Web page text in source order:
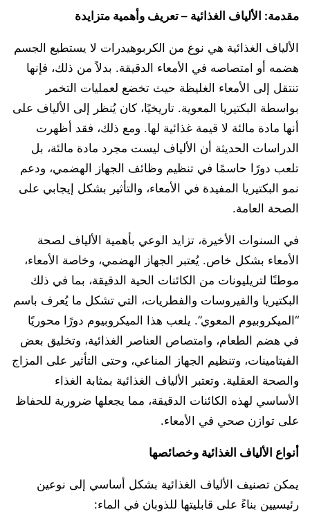
مقدمة: الألياف الغذائية – تعريف وأهمية متزايدة
الألياف الغذائية هي نوع من الكربوهيدرات لا يستطيع الجسم
هضمه أو امتصاصه في الأمعاء الدقيقة. بدلاً من ذلك، فإنها
تنتقل إلى الأمعاء الغليظة حيث تخضع لعمليات التخمر
بواسطة البكتيريا المعوية. تاريخيًا، كان يُنظر إلى الألياف على
أنها مادة مالئة لا قيمة غذائية لها. ومع ذلك، فقد أظهرت
الدراسات الحديثة أن الألياف ليست مجرد مادة مالئة، بل
تلعب دورًا حاسمًا في تنظيم وظائف الجهاز الهضمي، ودعم
نمو البكتيريا المفيدة في الأمعاء، والتأثير بشكل إيجابي على
الصحة العامة.
في السنوات الأخيرة، تزايد الوعي بأهمية الألياف لصحة
الأمعاء بشكل خاص. يُعتبر الجهاز الهضمي، وخاصة الأمعاء،
موطنًا لتريليونات من الكائنات الحية الدقيقة، بما في ذلك
البكتيريا والفيروسات والفطريات، التي تشكل ما يُعرف باسم
“الميكروبيوم المعوي”. يلعب هذا الميكروبيوم دورًا محوريًا
في هضم الطعام، وامتصاص العناصر الغذائية، وتخليق بعض
الفيتامينات، وتنظيم الجهاز المناعي، وحتى التأثير على المزاج
والصحة العقلية. وتعتبر الألياف الغذائية بمثابة الغذاء
الأساسي لهذه الكائنات الدقيقة، مما يجعلها ضرورية للحفاظ
على توازن صحي في الأمعاء.
أنواع الألياف الغذائية وخصائصها
يمكن تصنيف الألياف الغذائية بشكل أساسي إلى نوعين
رئيسيين بناءً على قابليتها للذوبان في الماء: